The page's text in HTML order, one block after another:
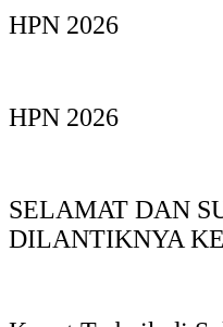
HPN 2026
HPN 2026
SELAMAT DAN
DILANTIKNYA